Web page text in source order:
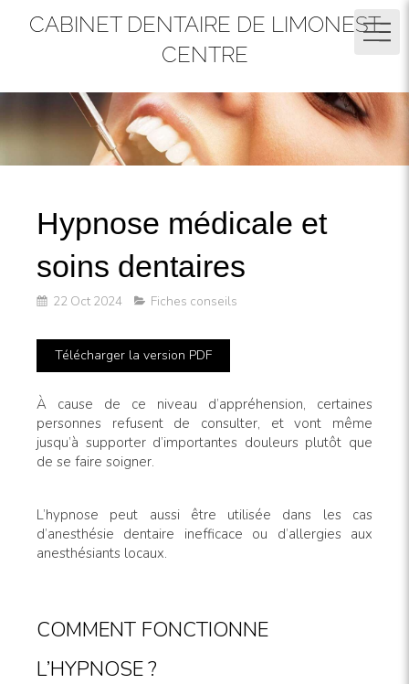
CABINET DENTAIRE DE LIMONEST
CENTRE
Hypnose médicale et
soins dentaires
22 Oct 2024 Fiches conseils
Télécharger la version PDF
À cause de ce niveau d’appréhension, certaines
personnes refusent de consulter, et vont même
jusqu’à supporter d’importantes douleurs plutôt que
de se faire soigner.
L’hypnose peut aussi être utilisée dans les cas
d’anesthésie dentaire inefficace ou d’allergies aux
anesthésiants locaux.
COMMENT FONCTIONNE
L’HYPNOSE ?